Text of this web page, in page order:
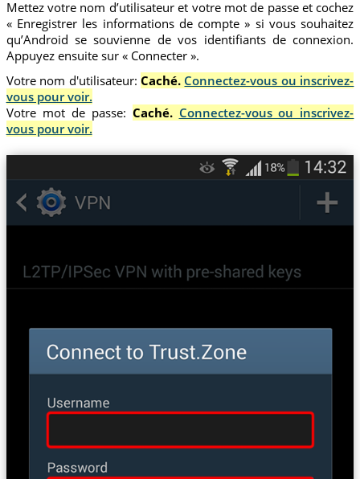
Mettez votre nom d’utilisateur et votre mot de passe et cochez
« Enregistrer les informations de compte » si vous souhaitez
qu’Android se souvienne de vos identifiants de connexion.
Appuyez ensuite sur « Connecter ».
Votre nom d'utilisateur: Caché. Connectez-vous ou inscrivez-
vous pour voir.
Votre mot de passe: Caché. Connectez-vous ou inscrivez-
vous pour voir.